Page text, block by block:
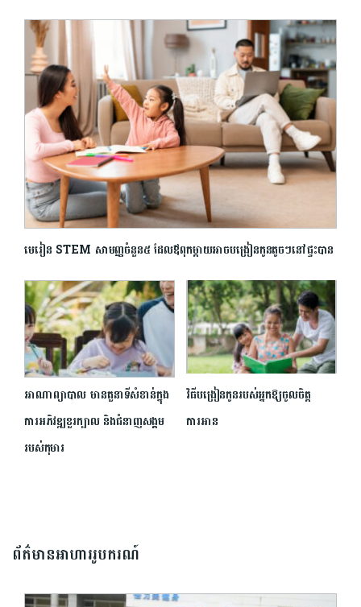
មេរៀន STEM សាមញ្ញចំនួន៥ ដែលឪពុកម្ដាយអាចបង្រៀនកូនតូចៗនៅផ្ទះបាន
អាណាព្យាបាល មាន​តួនាទី​សំខាន់​ក្នុង​
ការ​អភិវឌ្ឍ​ខួរក្បាល និង​ជំនាញ​សង្គម​
របស់​កុមារ
វិធីបង្រៀនកូនរបស់អ្នក​ឱ្យ​ចូលចិត្ត​
ការអាន
ព័ត៌មានអាហាររូបករណ៍